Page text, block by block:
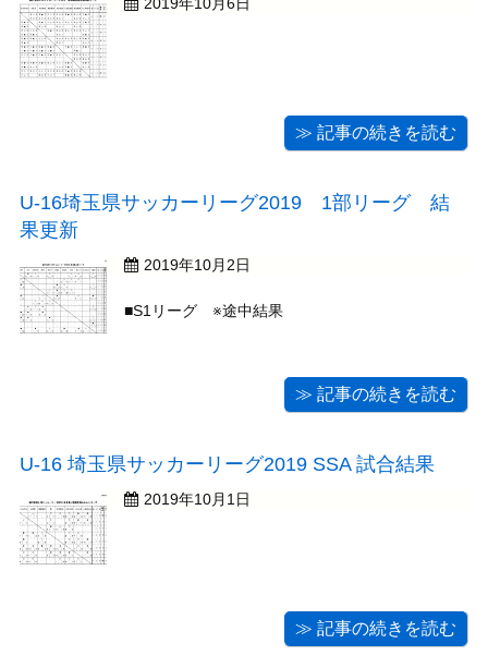
2019年10月6日
≫ 記事の続きを読む
U-16埼玉県サッカーリーグ2019 1部リーグ 結
果更新
2019年10月2日
■S1リーグ ※途中結果
≫ 記事の続きを読む
U-16 埼玉県サッカーリーグ2019 SSA 試合結果
2019年10月1日
≫ 記事の続きを読む